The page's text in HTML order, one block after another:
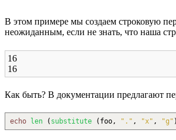
В этом примере мы создаем строковую
неожиданным, если не знать, что наша
16
16
Как быть? В документации предлагают
echo len ( substitute ( foo, "." , "x" , "g" )